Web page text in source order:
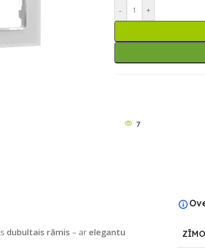
- +
7
dubultais rāmis – ar elegantu